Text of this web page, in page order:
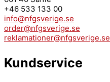
+46 533 133 00
info@nfgsverige.se
order@nfgsverige.se
reklamationer@nfgsverige.se
Kundservice